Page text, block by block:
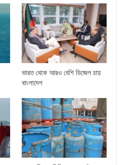
ভারত থেকে আরও বেশি ডিজেল চায়
বাংলাদেশ